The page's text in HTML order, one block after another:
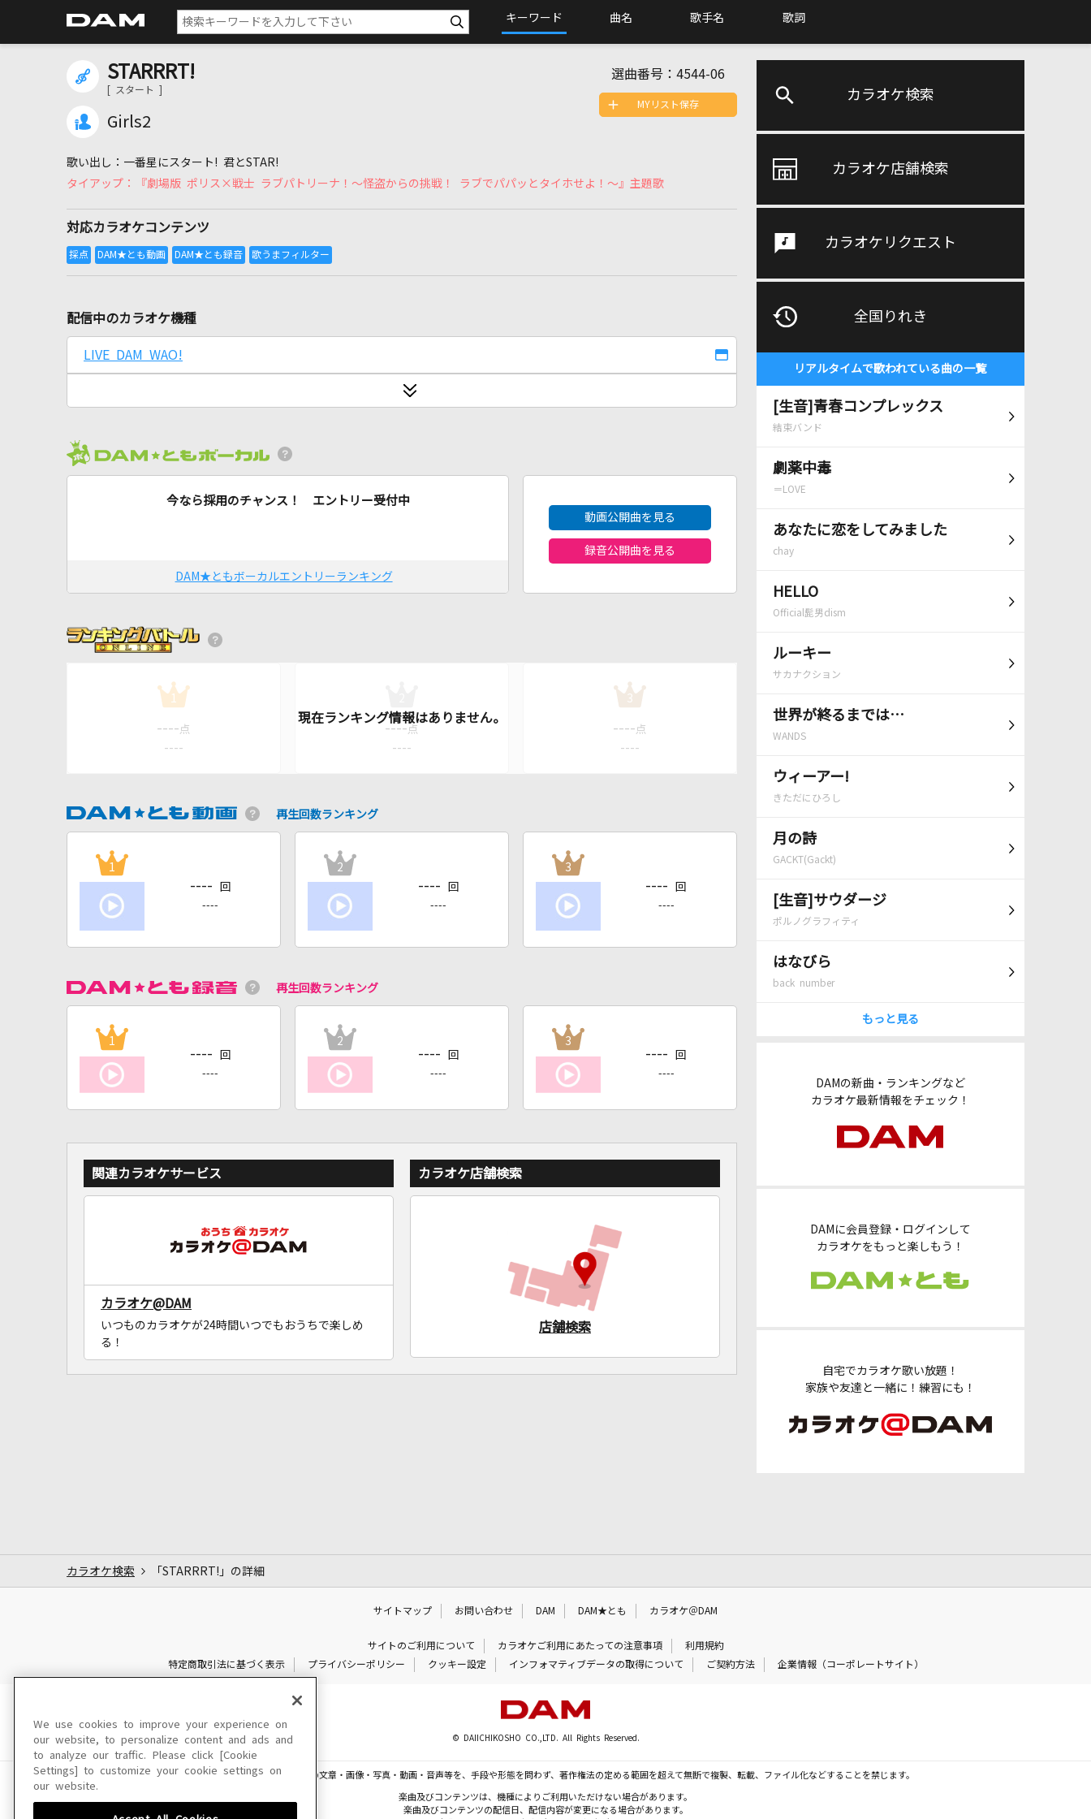
キーワード 曲名 歌手名 歌詞
カラオケ検索
カラオケ店舗検索
カラオケリクエスト
全国りれき
リアルタイムで歌われている曲の一覧
[生音]青春コンプレックス
結束バンド
劇薬中毒
＝LOVE
あなたに恋をしてみました
chay
HELLO
Official髭男dism
ルーキー
サカナクション
世界が終るまでは…
WANDS
ウィーアー!
きただにひろし
月の詩
GACKT(Gackt)
[生音]サウダージ
ポルノグラフィティ
はなびら
back number
もっと見る
DAMの新曲・ランキングなど
カラオケ最新情報をチェック！
DAMに会員登録・ログインして
カラオケをもっと楽しもう！
自宅でカラオケ歌い放題！
家族や友達と一緒に！練習にも！
STARRRT!
[ スタート ]
Girls2
選曲番号： 4544-06
一番星にスタート! 君とSTAR!
『劇場版 ポリス×戦士 ラブパトリーナ！～怪盗からの挑戦！ ラブでパパッとタイホせよ！～』主題歌
対応カラオケコンテンツ
MYリスト保存
配信中のカラオケ機種
LIVE DAM WAO!
今なら採用のチャンス！ エントリー受付中
DAM★ともボーカルエントリーランキング
動画公開曲を見る
録音公開曲を見る
1
---- 点
----
---- 点
----
3
---- 点
----
再生回数ランキング
1
---- 回
----
2
---- 回
----
3
---- 回
----
再生回数ランキング
1
---- 回
----
2
---- 回
----
3
---- 回
----
関連カラオケサービス
カラオケ@DAM
いつものカラオケが24時間いつでもおうちで楽しめ
る！
カラオケ店舗検索
店舗検索
カラオケ検索 「STARRRT!」の詳細
サイトマップ お問い合わせ DAM DAM★とも カラオケ＠DAM
サイトのご利用について カラオケご利用にあたっての注意事項
利用規約
特定商取引法に基づく表示
プライバシーポリシー クッキー設定 インフォマティブデータの取得について ご契約方法 企業情報（コーポレートサイト）
© DAIICHIKOSHO CO.,LTD. All Rights Reserved.
このサイトに掲載されている一切の文章・画像・写真・動画・音声等を、手段や形態を問わず、著作権法の定める範囲を超えて無断で複製、転載、ファイル化などすることを禁じます。
楽曲及びコンテンツは、機種によりご利用いただけない場合があります。
楽曲及びコンテンツの配信日、配信内容が変更になる場合があります。
We use cookies to improve your experience on
our website, to personalize content and ads and
to analyze our traffic. Please click [Cookie
Settings] to customize your cookie settings on
our website.